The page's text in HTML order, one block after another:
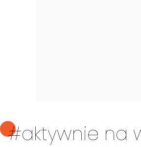
#aktywnie na